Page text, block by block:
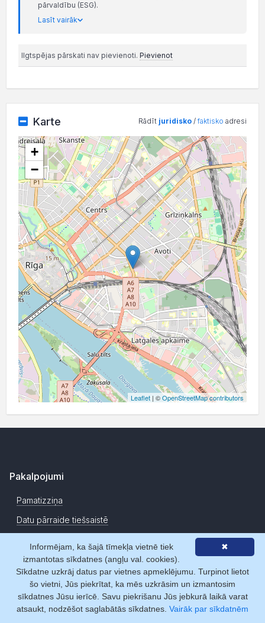
pārvaldību (ESG).
Lasīt vairāk
Ilgtspējas pārskati nav pievienoti. Pievienot
Karte Rādīt juridisko /faktisko adresi
+
−
Leaflet | ©OpenStreetMap contributors
Pakalpojumi
Pamatizziņa
Datu pārraide tiešsaistē
Uzņēmumu novērtēšanas rīki
Datu izmaiņu monitorings
Sadarbības veidi
✖
Informējam, ka šajā tīmekļa vietnē tiek
izmantotas sīkdatnes (angļu val. cookies).
Sīkdatne uzkrāj datus par vietnes apmeklējumu. Turpinot lietot
šo vietni, Jūs piekrītat, ka mēs uzkrāsim un izmantosim
sīkdatnes Jūsu ierīcē. Savu piekrišanu Jūs jebkurā laikā varat
atsaukt, nodzēšot saglabātās sīkdatnes. Vairāk par sīkdatnēm